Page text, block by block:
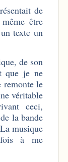
de
être
texte un
de son
que je ne
remonte le
véritable
ceci,
la bande
musique
à me